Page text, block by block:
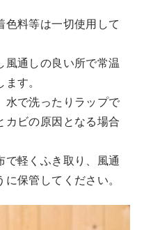
色料等は一切使用して
風通しの良い所で常温
す。
水で洗ったりラップで
カビの原因となる場合
で軽くふき取り、風通
保管してください。